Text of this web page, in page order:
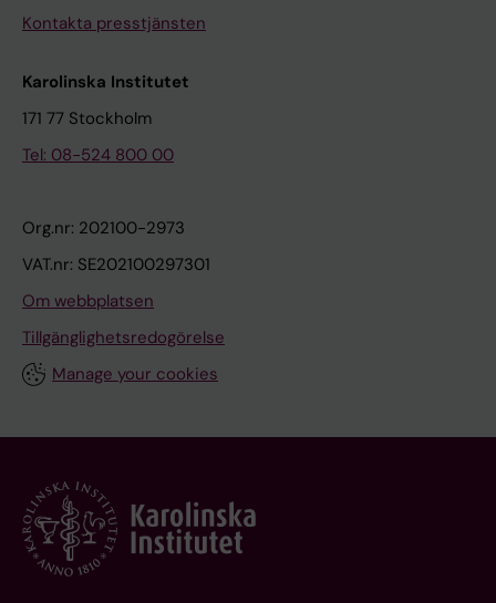
Kontakta presstjänsten
Karolinska Institutet
171 77 Stockholm
Tel: 08-524 800 00
Org.nr: 202100-2973
VAT.nr: SE202100297301
Om webbplatsen
Tillgänglighetsredogörelse
Manage your cookies